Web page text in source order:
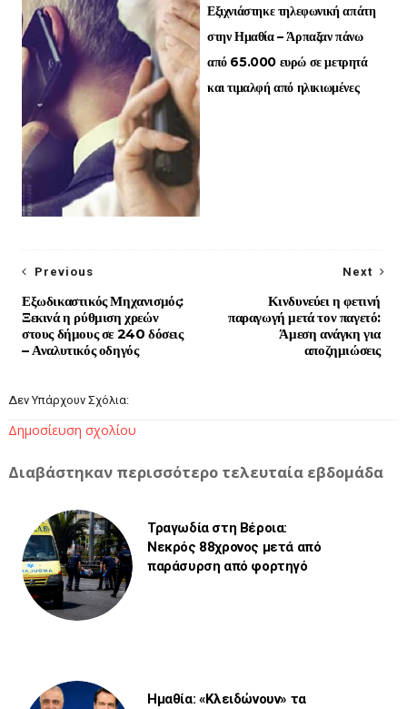
Εξιχνιάστηκε τηλεφωνική απάτη
στην Ημαθία – Άρπαξαν πάνω
από 65.000 ευρώ σε μετρητά
και τιμαλφή από ηλικιωμένες
Next
Κινδυνεύει η φετινή
παραγωγή μετά τον παγετό:
Άμεση ανάγκη για
αποζημιώσεις
Previous
Εξωδικαστικός Μηχανισμός:
Ξεκινά η ρύθμιση χρεών
στους δήμους σε 240 δόσεις
– Αναλυτικός οδηγός
Δεν Υπάρχουν Σχόλια:
Δημοσίευση σχολίου
Διαβάστηκαν περισσότερο τελευταία εβδομάδα
Τραγωδία στη Βέροια:
Νεκρός 88χρονος μετά από
παράσυρση από φορτηγό
Ημαθία: «Κλειδώνουν» τα